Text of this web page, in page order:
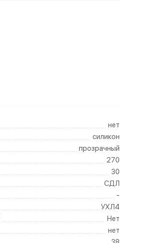
нет
силикон
прозрачный
270
30
СДЛ
-
УХЛ4
Нет
нет